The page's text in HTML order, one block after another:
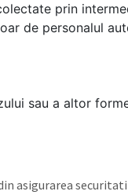
prin
de personalul
sau a altor
asigurarea